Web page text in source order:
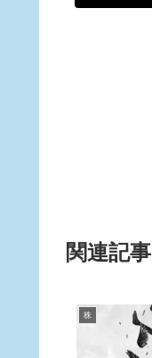
関連記事
株